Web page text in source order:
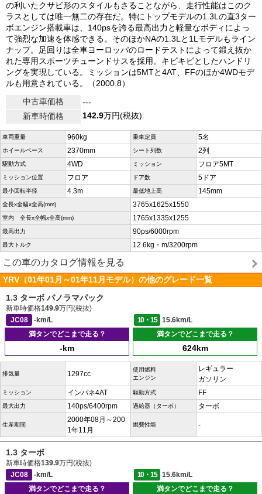
の利いたクサビ形のスタイルもさることながら、走行性能はこのク
ラスとしては唯一無二の存在だ。特にトップモデルの1.3Lの直3ター
ボエンジン搭載車は、140psを誇る最高出力と軽量なボディによっ
て強烈な加速を体感できる。そのほかNAの1.3Lと1Lモデルもライン
ナップ。足回りは全車ヨーロッパのロードテストによって鍛え抜か
れた専用スポーツチューンドサスを採用。キビキビとしたハンドリ
ングを実現している。ミッションは5MTと4AT、FFのほか4WDモデ
ルも用意されている。（2000.8）
中古車価格
---
新車時価格
142.9万円(税抜)
車両重量 960kg 乗車定員 5名
ホイールベース 2370mm シート列数 2列
駆動方式 4WD ミッション フロア5MT
ミッション位置 フロア ドア数 5ドア
最小回転半径 4.3m 最低地上高 145mm
全長x全幅x全高(mm) 3765x1625x1550
室内 全長x全幅x全高(mm) 1765x1335x1255
最高出力 90ps/6000rpm
最大トルク 12.6kg・m/3200rpm
この車のカタログ情報を見る
YRV（01年01月～01年11月モデル）の他のグレード一覧
1.3 ターボ パノラマパック
新車時価格149.9万円(税抜)
JC08
-km/L 10・15
15.6km/L
満タンでどこまで走る？
-km
満タンでどこまで走る？
624km
排気量 1297cc
使用燃料
エンジン
レギュラー
ガソリン
ミッション インパネ4AT 駆動方式 FF
最大出力 140ps/6400rpm 過給器（ターボ） ターボ
生産期間
2000年08月～200
1年11月
燃費性能 -
1.3 ターボ
新車時価格139.9万円(税抜)
JC08
-km/L 10・15
15.6km/L
満タンでどこまで走る？
満タンでどこまで走る？